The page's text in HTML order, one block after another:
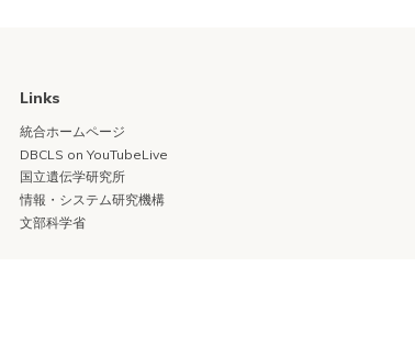
Links
統合ホームページ
DBCLS on YouTubeLive
国立遺伝学研究所
情報・システム研究機構
文部科学省